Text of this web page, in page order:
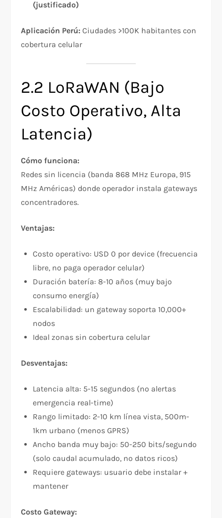
(justificado)
Aplicación Perú: Ciudades >100K habitantes con
cobertura celular
2.2 LoRaWAN (Bajo
Costo Operativo, Alta
Latencia)
Cómo funciona:
Redes sin licencia (banda 868 MHz Europa, 915
MHz Américas) donde operador instala gateways
concentradores.
Ventajas:
Costo operativo: USD 0 por device (frecuencia
libre, no paga operador celular)
Duración batería: 8-10 años (muy bajo
consumo energía)
Escalabilidad: un gateway soporta 10,000+
nodos
Ideal zonas sin cobertura celular
Desventajas:
Latencia alta: 5-15 segundos (no alertas
emergencia real-time)
Rango limitado: 2-10 km línea vista, 500m-
1km urbano (menos GPRS)
Ancho banda muy bajo: 50-250 bits/segundo
(solo caudal acumulado, no datos ricos)
Requiere gateways: usuario debe instalar +
mantener
Costo Gateway: